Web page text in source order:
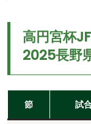
高円宮杯
2025長野
節 試